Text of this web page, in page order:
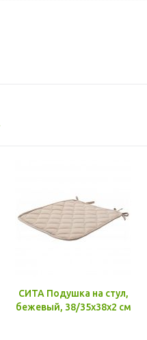
СИТА Подушка на стул,
бежевый, 38/35x38x2 см